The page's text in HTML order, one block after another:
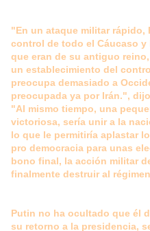
"En un ataque militar rápido,
control de todo el Cáucaso y
que eran de su antiguo
un establecimiento del
preocupa demasiado a
preocupada ya por Irán.",
"Al mismo tiempo, una
victoriosa, sería unir a la
lo que le permitiría aplastar
pro democracia para unas
bono final, la acción militar
finalmente destruir al
Putin no ha ocultado que él
su retorno a la presidencia,